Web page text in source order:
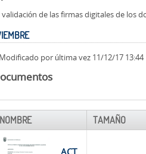
validación de las firmas digitales de los
Modificado por última vez 11/12/17 13:44
NOMBRE TAMAÑO
ACT